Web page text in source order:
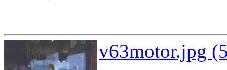
v63motor.jpg